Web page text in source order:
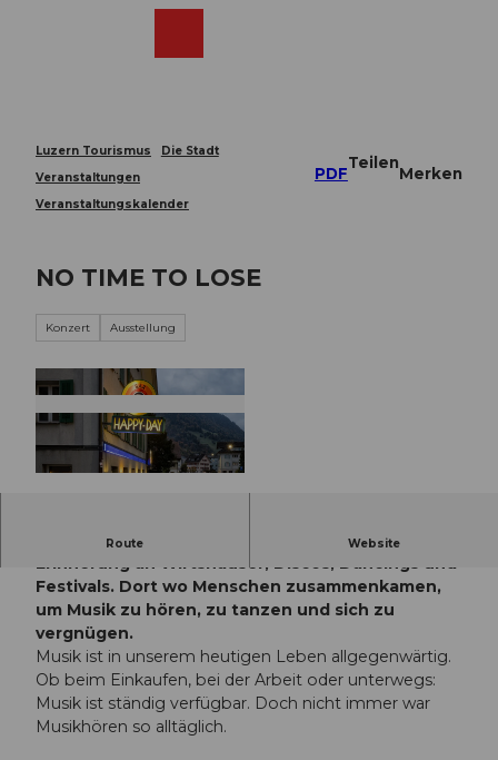
Luzern Tourismus
Die Stadt
Veranstaltungen
Veranstaltungskalender
PDF
Teilen
Merken
NO TIME TO LOSE
Konzert Ausstellung
Route Website
Von Stubeten, Dancings und Discos – eine
Erinnerung an Wirtshäuser, Discos, Dancings und
Festivals. Dort wo Menschen zusammenkamen,
um Musik zu hören, zu tanzen und sich zu
vergnügen.
Musik ist in unserem heutigen Leben allgegenwärtig.
Ob beim Einkaufen, bei der Arbeit oder unterwegs:
Musik ist ständig verfügbar. Doch nicht immer war
Musikhören so alltäglich.